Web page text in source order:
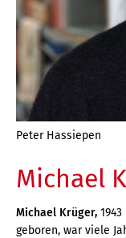
Peter Hassiepen
Michael
Michael Krüger,
geboren, war viele